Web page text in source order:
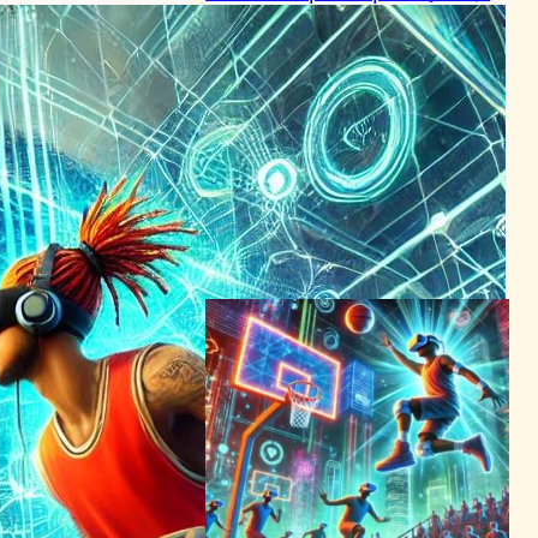
リートコートを再現、全プラ
ットフォームで発売
VR/ARニュース
2024年5月17日0:10
VRストリートバスケ
「Blacktop Hoops」、2024
年に全機能解禁！
VR/ARニュース
2024年5月17日20:00